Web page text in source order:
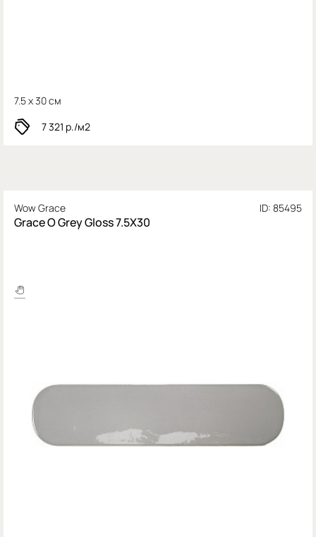
7.5 x 30 см
7 321 р./м2
Wow Grace ID: 85495
Grace O Grey Gloss 7.5X30